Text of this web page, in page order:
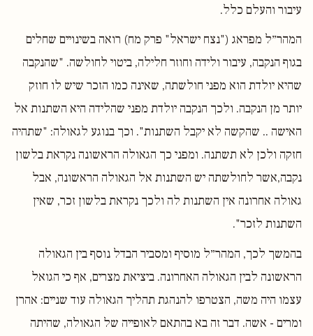
עיבור והעלם כלל.
המהר״ל מפראג ("נצח ישראל" פרק מח) רואה בשינויים שחלים
בגוף הנקבה, עיבור ולידה וחוזר חלילה, ביטוי לחולשה. "שהנקבה
שהיא יולדת הוא מפני חולשתה, שאינה כמו הזכר שיש לו חוזק
יותר מן הנקבה. ולכך הנקבה יולדת מפני שהלידה היא השתנות אל
האישה .. שהקשה לא יקבל השתנות". וכך בנוגע לגאולה: "שתהיה
חזקה ולכן לא תשתנה. ומפני כך הגאולה הראשונה נקראת בלשון
נקבה,אשר לחולשתה יש השתנות אל הגאולה הראשונה, אבל
גאולה אחרונה אין השתנות לה ולכך נקראת בלשון זכר, שאין
השתנות לזכר".
בהמשך לכך, המהר״ל מוסיף ומסביר הבדל נוסף בין הגאולה
הראשונה לבין הגאולה האחרונה. ביציאת מצרים, אף כי הגואל
עצמו היה משה, הצטרפו להנהגת תהליך הגאולה עוד שניים: אהרן
ומרים - אשה. דבר זה בא בהתאם לאופייה של הגאולה, שהיתה